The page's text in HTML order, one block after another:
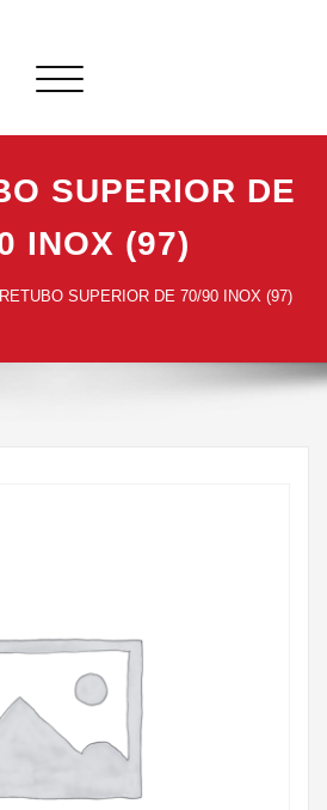
Alternar
SUPERIOR DE
INOX (97)
SUPERIOR DE 70/90 INOX (97)